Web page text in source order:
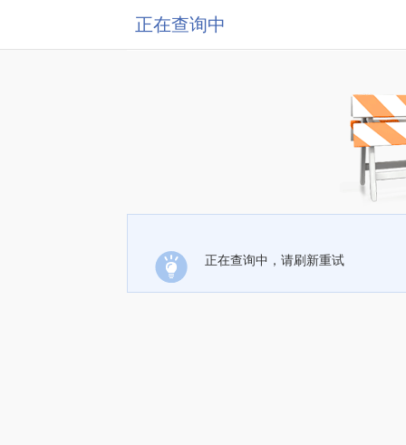
正在查询中
正在查询中，请刷新重试